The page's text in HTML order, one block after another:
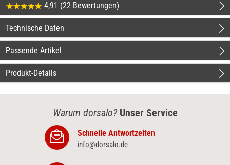
4,91 (22 Bewertungen)
Technische Daten
Passende Artikel
Produkt-Details
Warum dorsalo? Unser Service
Schnelle Antwortzeiten
info@dorsalo.de